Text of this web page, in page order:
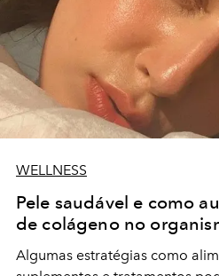
WELLNESS
Pele saudável e como
de colágeno no
Algumas estratégias como